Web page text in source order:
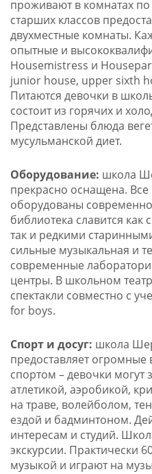
проживают в комнатах
старших классов
двухместные комнаты.
опытные и
Housemistress и
junior house, upper sixth
Питаются девочки в
состоит из горячих и
Представлены блюда
мусульманской диет.
Оборудование: школа
прекрасно оснащена.
оборудованы
библиотека славится
так и редкими
сильные музыкальная и
современные
центры. В школьном
спектакли совместно с
for boys.
Спорт и досуг: школа
предоставляет
спортом – девочки могут
атлетикой, аэробикой,
на траве, волейболом,
ездой и бадминтоном.
интересам и студий.
экскурсии. Практически
музыкой и играют на